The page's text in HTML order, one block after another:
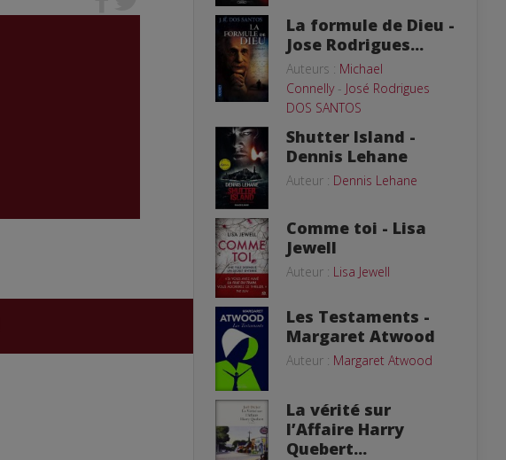
La formule de Dieu -
Jose Rodrigues...
Auteurs : Michael
Connelly- José Rodrigues
DOS SANTOS
Shutter Island -
Dennis Lehane
Auteur : Dennis Lehane
Comme toi - Lisa
Jewell
Auteur : Lisa Jewell
Les Testaments -
Margaret Atwood
Auteur : Margaret Atwood
La vérité sur
l’Affaire Harry
Quebert...